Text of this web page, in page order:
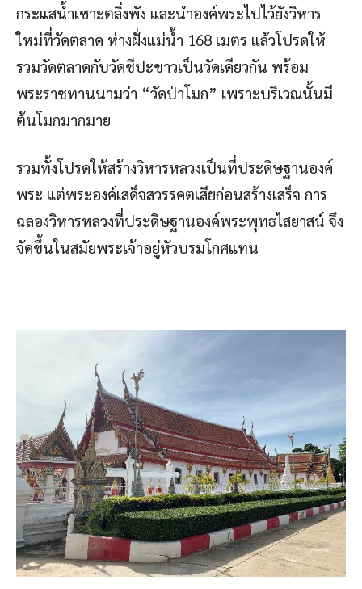
กระแสน้ำเซาะตลิ่งพัง และนำองค์พระไปไว้ยังวิหาร
ใหม่ที่วัดตลาด ห่างฝั่งแม่น้ำ 168 เมตร แล้วโปรดให้
รวมวัดตลาดกับวัดชีปะขาวเป็นวัดเดียวกัน พร้อม
พระราชทานนามว่า “วัดป่าโมก” เพราะบริเวณนั้นมี
ต้นโมกมากมาย
รวมทั้งโปรดให้สร้างวิหารหลวงเป็นที่ประดิษฐานองค์
พระ แต่พระองค์เสด็จสวรรคตเสียก่อนสร้างเสร็จ การ
ฉลองวิหารหลวงที่ประดิษฐานองค์พระพุทธไสยาสน์ จึง
จัดขึ้นในสมัยพระเจ้าอยู่หัวบรมโกศแทน